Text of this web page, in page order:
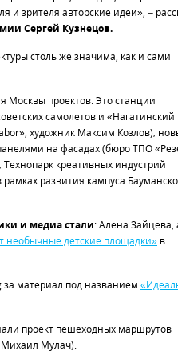
и зрителя авторские идеи», –
Сергей Кузнецов.
столь же значима, как и сами
Москвы проектов. Это станции
самолетов и «Нагатинский
художник Максим Козлов);
на фасадах (бюро ТПО
креативных индустрий
развития кампуса
и медиа стали: Алена Зайцева,
необычные детские площадки» в
материал под названием
проект пешеходных маршрутов
Мулач).